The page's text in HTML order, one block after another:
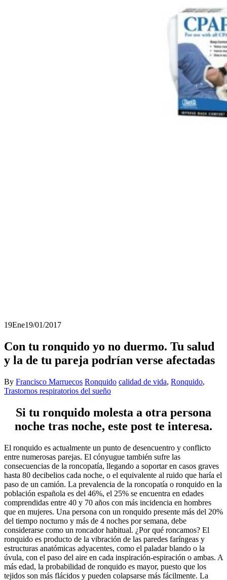
19Ene19/01/2017
Con tu ronquido yo no duermo. Tu salud
y la de tu pareja podrían verse afectadas
By Francisco Marruecos Ronquido calidad de vida, Ronquido,
Trastornos respiratorios del sueño
Si tu ronquido molesta a otra persona
noche tras noche, este post te interesa.
El ronquido es actualmente un punto de desencuentro y conflicto
entre numerosas parejas. El cónyugue también sufre las
consecuencias de la roncopatía, llegando a soportar en casos graves
hasta 80 decibelios cada noche, o el equivalente al ruido que haría el
paso de un camión. La prevalencia de la roncopatía o ronquido en la
población española es del 46%, el 25% se encuentra en edades
comprendidas entre 40 y 70 años con más incidencia en hombres
que en mujeres. Una persona con un ronquido presente más del 20%
del tiempo nocturno y más de 4 noches por semana, debe
considerarse como un roncador habitual. ¿Por qué roncamos? El
ronquido es producto de la vibración de las paredes faríngeas y
estructuras anatómicas adyacentes, como el paladar blando o la
úvula, con el paso del aire en cada inspiración-espiración o ambas. A
más edad, la probabilidad de ronquido es mayor, puesto que los
tejidos son más flácidos y pueden colapsarse más fácilmente. La